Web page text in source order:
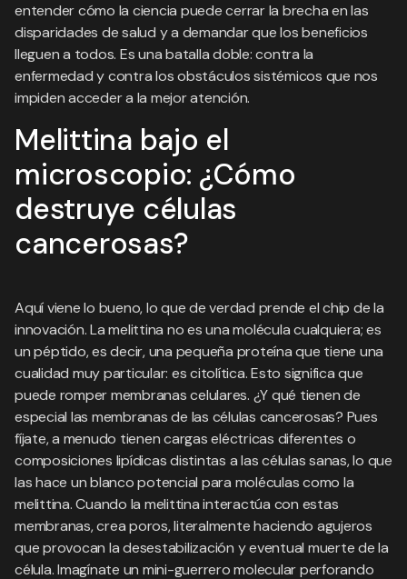
entender cómo la ciencia puede cerrar la brecha en las
disparidades de salud y a demandar que los beneficios
lleguen a todos. Es una batalla doble: contra la
enfermedad y contra los obstáculos sistémicos que nos
impiden acceder a la mejor atención.
Melittina bajo el
microscopio: ¿Cómo
destruye células
cancerosas?
Aquí viene lo bueno, lo que de verdad prende el chip de la
innovación. La melittina no es una molécula cualquiera; es
un péptido, es decir, una pequeña proteína que tiene una
cualidad muy particular: es citolítica. Esto significa que
puede romper membranas celulares. ¿Y qué tienen de
especial las membranas de las células cancerosas? Pues
fíjate, a menudo tienen cargas eléctricas diferentes o
composiciones lipídicas distintas a las células sanas, lo que
las hace un blanco potencial para moléculas como la
melittina. Cuando la melittina interactúa con estas
membranas, crea poros, literalmente haciendo agujeros
que provocan la desestabilización y eventual muerte de la
célula. Imagínate un mini-guerrero molecular perforando